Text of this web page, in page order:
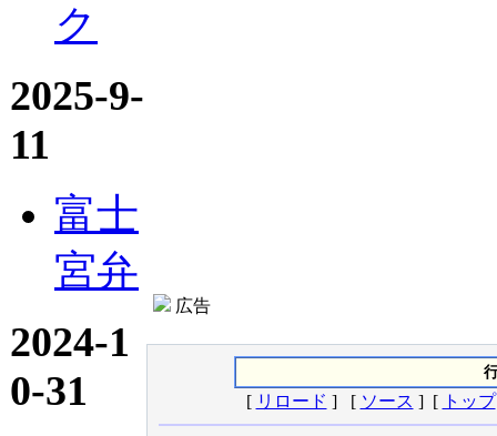
ク
2025-9-
11
富士
宮弁
2024-1
0-31
広告
[ リロード ] [ ソース ] [ トップ